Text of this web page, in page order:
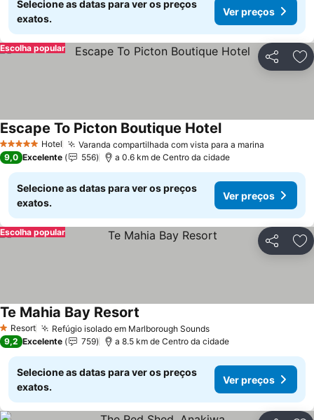
Selecione as datas para ver os preços
exatos.
Ver preços
Partilhar
Escolha popular
5 Estrelas Hotel Varanda compartilhada com vista para a marina
Escape To Picton Boutique Hotel
9,0 Excelente 556 a 0.6 km de Centro da cidade
Selecione as datas para ver os preços
exatos.
Ver preços
Partilhar
Escolha popular
1 Estrelas
Resort Refúgio isolado em Marlborough Sounds
Te Mahia Bay Resort
9,2 Excelente 759 a 8.5 km de Centro da cidade
Selecione as datas para ver os preços
exatos.
Ver preços